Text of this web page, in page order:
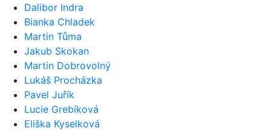
Dalibor Indra
Bianka Chladek
Martin Tůma
Jakub Skokan
Martin Dobrovolný
Lukáš Procházka
Pavel Juřík
Lucie Grebíková
Eliška Kyselková